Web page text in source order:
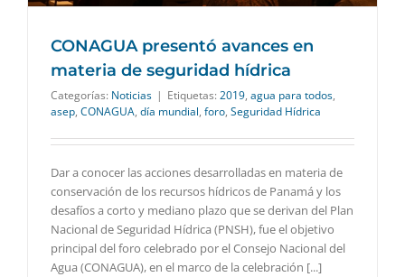
CONAGUA presentó avances en
materia de seguridad hídrica
Categorías: Noticias | Etiquetas: 2019, agua para todos,
asep, CONAGUA, día mundial, foro, Seguridad Hídrica
Dar a conocer las acciones desarrolladas en materia de
conservación de los recursos hídricos de Panamá y los
desafíos a corto y mediano plazo que se derivan del Plan
Nacional de Seguridad Hídrica (PNSH), fue el objetivo
principal del foro celebrado por el Consejo Nacional del
Agua (CONAGUA), en el marco de la celebración [...]